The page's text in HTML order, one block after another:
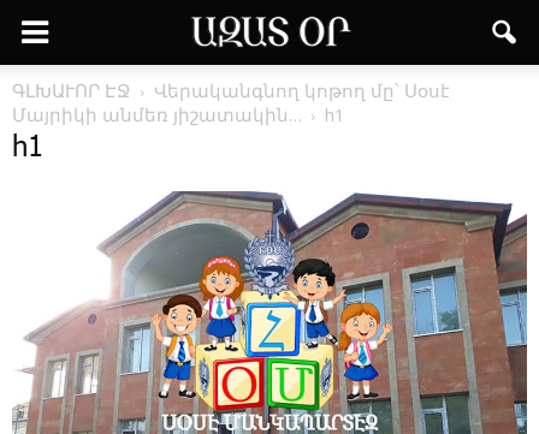
ԳԼԽԱՒՈՐ ԷՋ
Վերականգնող կոթող մը՝ Սօսէ
Մայրիկի անմեռ յիշատակին…
h1
h1